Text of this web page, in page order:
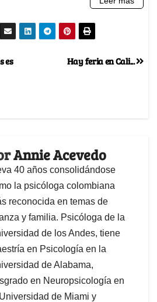
Hay feria en Cali...
es
Annie Acevedo
40 años consolidándose
la psicóloga colombiana
reconocida en temas de
y familia. Psicóloga de la
de los Andes, tiene
en Psicología en la
de Alabama,
en Neuropsicología en
de Miami y